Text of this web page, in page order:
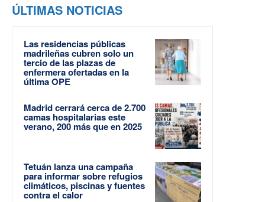
ÚLTIMAS NOTICIAS
Las residencias públicas
madrileñas cubren solo un
tercio de las plazas de
enfermera ofertadas en la
última OPE
Madrid cerrará cerca de 2.700
camas hospitalarias este
verano, 200 más que en 2025
Tetuán lanza una campaña
para informar sobre refugios
climáticos, piscinas y fuentes
contra el calor